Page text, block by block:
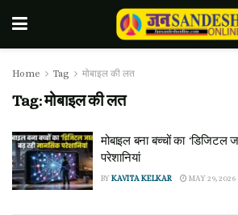
Home Tag मोबाइल की लत
Tag:मोबाइल की लत
मोबाइल बना बच्चों का ‘डिजिटल
परेशानियां
BYKAVITA KELKAR MAY 29, 2026